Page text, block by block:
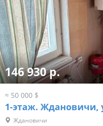
146 930 р.
≈ 50 000 $
1-этаж. Ждановичи,
Ждановичи